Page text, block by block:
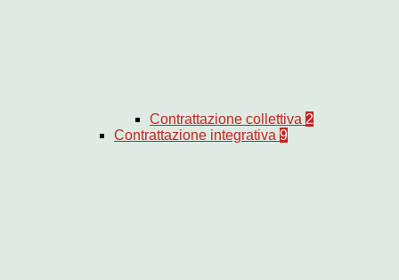
Contrattazione collettiva 2
Contrattazione integrativa 9